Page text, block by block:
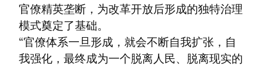
官僚精英垄断，为改革开放后形成的独特治理
模式奠定了基础。
“官僚体系一旦形成，就会不断自我扩张，自
我强化，最终成为一个脱离人民、脱离现实的